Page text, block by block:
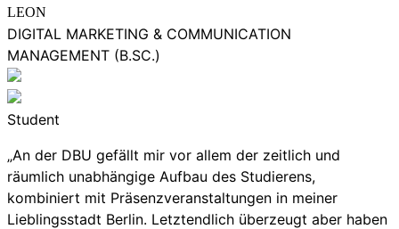
LEON
DIGITAL MARKETING & COMMUNICATION
MANAGEMENT (B.SC.)
Student
„An der DBU gefällt mir vor allem der zeitlich und
räumlich unabhängige Aufbau des Studierens,
kombiniert mit Präsenzveranstaltungen in meiner
Lieblingsstadt Berlin. Letztendlich überzeugt aber haben